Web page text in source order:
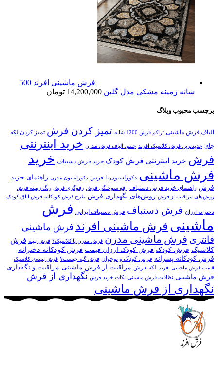
فرش ماشینی افرند 500
شانه زمینه مشکی مدل گلبن 14,200,000 تومان
برچسب محبوب وبلاگ
الیاف فرش ماشینی تراکم فرش 1200 شانه تمیز کردن فرش تمیز کردن لکه
چای جدیدترین فرش کلاسیک افرند جنس الیاف فرش مدرن خرید اینترنتی
فرش خرید اینترنتی فرش کودک خرید فرش دستباف خرید
فرش ماشینی دکوراسیون با فرش دکوراسیون مدرن راهنمای خرید
فرش راهنمای خرید فرش دستباف رفع سوختگی فرش رفوگری فرش رنگ زمینه فرش
روش‌های مراقبت از فرش روش‌های نگهداری فرش طرح فرش کودکانه فرش اتاق کودک
دخترانه ارزان فرش دستباف فرش دستباف ایرانی فرش
ماشینی فرش ماشینی افرند فرش ماشینی
فانتزی فرش ماشینی مدرن فرش مدرن یا کلاسیک؟ فرش پتینه فرش
کلاسیک فرش کودک فرش کودک ارزان قیمت فرش کودکانه دخترانه
فرش کودکانه پسرانه فرش کودک و نوجوان فرش گبه چیست؟ فرش‌ پتینه‌ی کلاسیک
قیمت فرش ماشینی افرند
لکه فرش مراقبت از فرش ماشینی مراقبت و نگه‌داری
فرش ماشینی نظافت فرش ماشینی نکات خرید فرش نگهداری از فرش
نگهداری از فرش ماشینی